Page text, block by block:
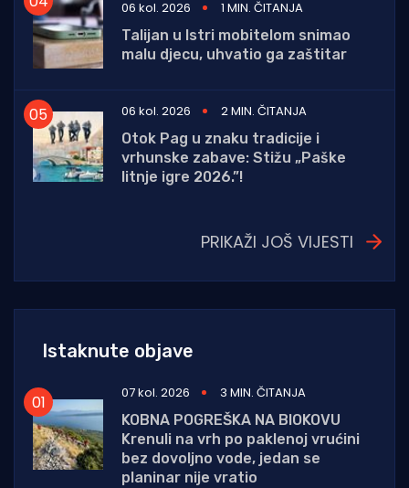
06 kol. 2026
1 MIN. ČITANJA
Talijan u Istri mobitelom snimao
malu djecu, uhvatio ga zaštitar
06 kol. 2026
2 MIN. ČITANJA
Otok Pag u znaku tradicije i
vrhunske zabave: Stižu „Paške
litnje igre 2026.”!
PRIKAŽI JOŠ VIJESTI
Istaknute objave
07 kol. 2026
3 MIN. ČITANJA
KOBNA POGREŠKA NA BIOKOVU
Krenuli na vrh po paklenoj vrućini
bez dovoljno vode, jedan se
planinar nije vratio